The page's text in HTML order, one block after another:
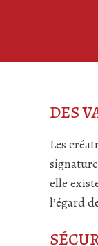
DES
Les
elle
l’égard